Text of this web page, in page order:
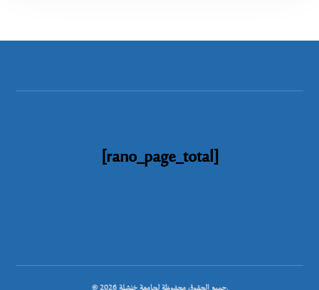
[rano_page_total]